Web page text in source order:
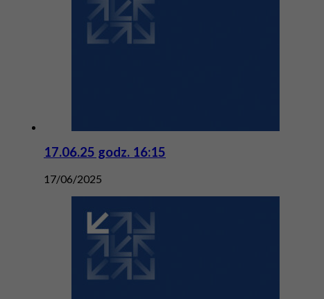
17.06.25 godz. 16:15
17/06/2025